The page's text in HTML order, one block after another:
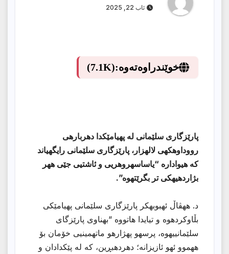
ئاب 22, 2025
خوێندراوەتەوە:(7.1K)
پارێزگاری سلێمانی له پهیامێكدا دهربارهی
رووداوهكهی لالهزار، پارێزگاری سلێمانی رایگهیاند
كه هیواداره “یاساسهروهریی و ئاشتیی جێی ههر
بژاردهیهكی تر بگرێتهوه”.
د. ههڤاڵ ئهبوبهكر پارێزگاری سلێمانی پهیامێكی
بڵاوكردهوه و تیایدا هاتووه “بهناوی پارێزگای
سلێمانییهوه، پرسهو پهژارهو ماتهمینیی خۆمان بۆ
ههموو ئهو ئازیزانه؛ دهردهبڕین، كه له پێكدادان و